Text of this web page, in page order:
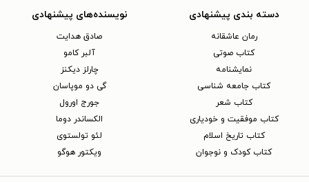
دسته بندی پیشنهادی
رمان عاشقانه
کتاب‌ صوتی
نمایشنامه
کتاب جامعه شناسی
کتاب شعر
کتاب موفقیت و خودیاری
کتاب تاریخ اسلام
کتاب کودک و نوجوان
نویسنده‌های پیشنهادی
صادق هدایت
آلبر کامو
چارلز دیکنز
گی دو موپاسان
جورج اورول
الکساندر دوما
لئو تولستوی
ویکتور هوگو